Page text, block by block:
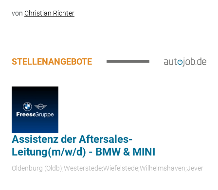
von Christian Richter
STELLENANGEBOTE
Assistenz der Aftersales-
Leitung(m/w/d) - BMW & MINI
Oldenburg (Oldb);Westerstede;Wiefelstede;Wilhelmshaven;Jever